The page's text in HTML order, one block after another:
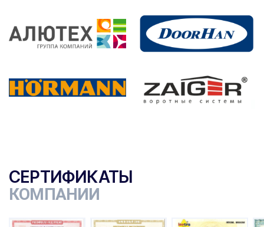
СЕРТИФИКАТЫ
КОМПАНИИ